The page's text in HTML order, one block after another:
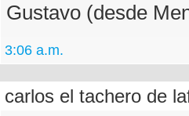
Gustavo (desde
3:06 a.m.
carlos el tachero de